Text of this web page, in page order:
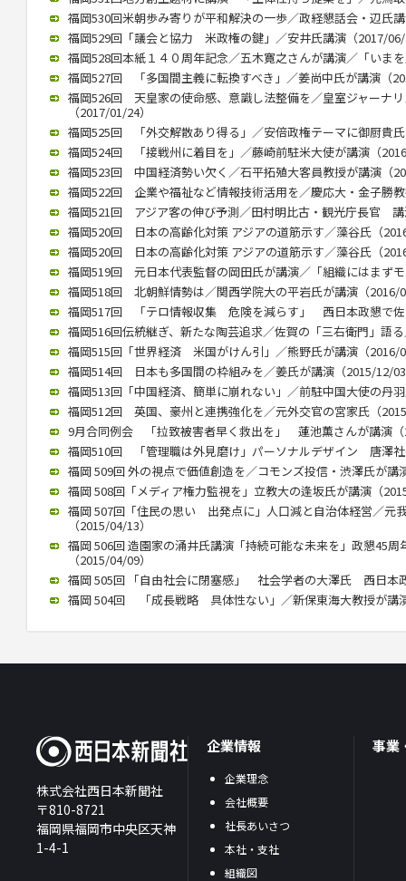
福岡530回米朝歩み寄りが平和解決の一歩／政経懇話会・辺氏
福岡529回「議会と協力 米政権の鍵」／安井氏講演（2017/
福岡528回本紙１４０周年記念／五木寛之さんが講演／「いま
福岡527回 「多国間主義に転換すべき」／姜尚中氏が講演（
福岡526回 天皇家の使命感、意識し法整備を／皇室ジャーナ
（2017/01/24）
福岡525回 「外交解散あり得る」／安倍政権テーマに御厨貴
福岡524回 「接戦州に着目を」／藤崎前駐米大使が講演（
福岡523回 中国経済勢い欠く／石平拓殖大客員教授が講演（
福岡522回 企業や福祉など情報技術活用を／慶応大・金子勝
福岡521回 アジア客の伸び予測／田村明比古・観光庁長官 講
福岡520回 日本の高齢化対策 アジアの道筋示す／藻谷氏（
福岡520回 日本の高齢化対策 アジアの道筋示す／藻谷氏（
福岡519回 元日本代表監督の岡田氏が講演／「組織にはまず
福岡518回 北朝鮮情勢は／関西学院大の平岩氏が講演（2016/
福岡517回 「テロ情報収集 危険を減らす」 西日本政懇で佐
福岡516回伝統継ぎ、新たな陶芸追求／佐賀の「三右衛門」語
福岡515回「世界経済 米国がけん引」／熊野氏が講演（2016/
福岡514回 日本も多国間の枠組みを／姜氏が講演（2015/12/
福岡513回「中国経済、簡単に崩れない」／前駐中国大使の丹
福岡512回 英国、豪州と連携強化を／元外交官の宮家氏（
9月合同例会 「拉致被害者早く救出を」 蓮池薫さんが講演
福岡510回 「管理職は外見磨け」パーソナルデザイン 唐澤
福岡 509回 外の視点で価値創造を／コモンズ投信・渋澤氏が講
福岡 508回「メディア権力監視を」立教大の逢坂氏が講演（
福岡 507回「住民の思い 出発点に」人口減と自治体経営／元
（2015/04/13）
福岡 506回 造園家の涌井氏講演「持続可能な未来を」政懇45
（2015/04/09）
福岡 505回 「自由社会に閉塞感」 社会学者の大澤氏 西日本
福岡 504回 「成長戦略 具体性ない」／新保東海大教授が講
株式会社西日本新聞社
〒810-8721
福岡県福岡市中央区天神
1-4-1
企業情報
企業理念
会社概要
社長あいさつ
本社・支社
組織図
事業